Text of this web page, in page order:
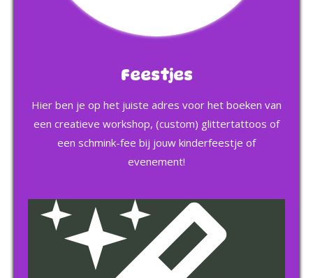
Feestjes
Hier ben je op het juiste adres voor het boeken van
een creatieve workshop, (custom) glittertattoos of
een schmink-fee bij jouw kinderfeestje of
evenement!